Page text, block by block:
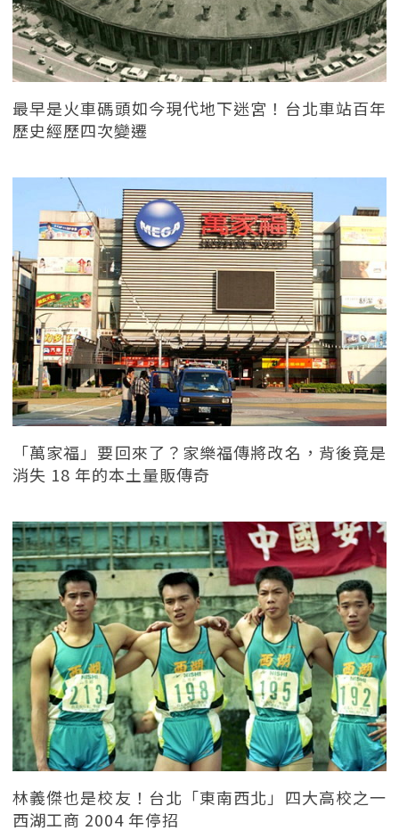
最早是火車碼頭如今現代地下迷宮！台北車站百年
歷史經歷四次變遷
「萬家福」要回來了？家樂福傳將改名，背後竟是
消失 18 年的本土量販傳奇
林義傑也是校友！台北「東南西北」四大高校之一
西湖工商 2004 年停招